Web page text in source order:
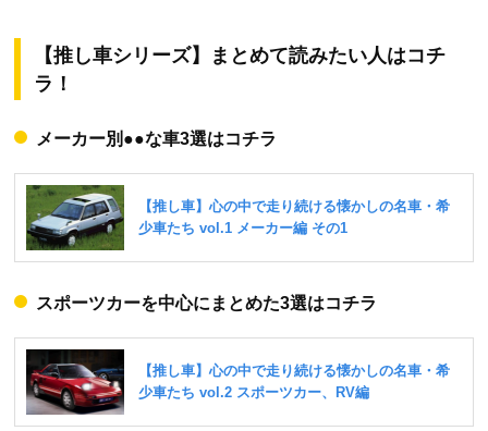
【推し車シリーズ】まとめて読みたい人はコチ
ラ！
メーカー別●●な車3選はコチラ
スポーツカーを中心にまとめた3選はコチラ